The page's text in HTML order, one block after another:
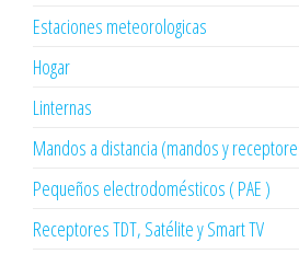
Estaciones meteorologicas
Hogar
Linternas
Mandos a distancia (mandos y
Pequeños electrodomésticos ( PAE )
Receptores TDT, Satélite y Smart TV